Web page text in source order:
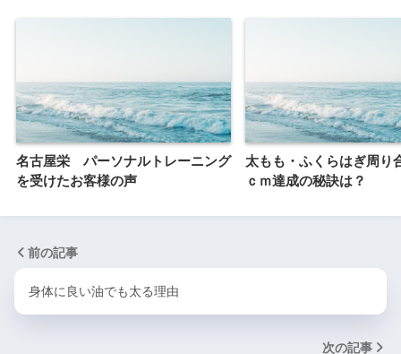
名古屋栄 パーソナルトレーニング
を受けたお客様の声
太もも・ふくらはぎ周り
ｃｍ達成の秘訣は？
前の記事
身体に良い油でも太る理由
次の記事